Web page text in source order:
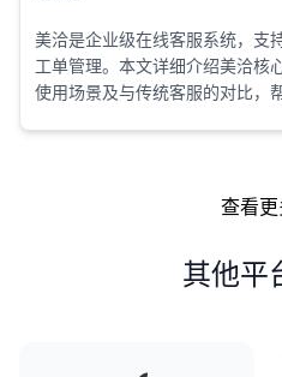
美洽是企业级在线客服系统，支
工单管理。本文详细介绍美洽核
使用场景及与传统客服的对比，
查看更
其他平